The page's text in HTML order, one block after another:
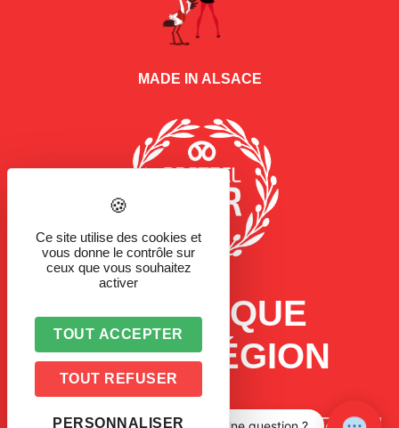
MADE IN ALSACE
LA MARQUE
D'UNE RÉGION
Ce site utilise des cookies et
vous donne le contrôle sur
ceux que vous souhaitez
activer
TOUT ACCEPTER
TOUT REFUSER
PERSONNALISER